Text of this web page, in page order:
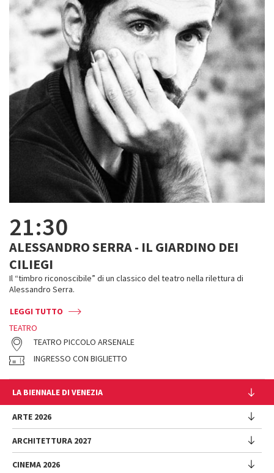
21:30
ALESSANDRO SERRA - IL GIARDINO DEI
CILIEGI
Il “timbro riconoscibile” di un classico del teatro nella rilettura di
Alessandro Serra.
LEGGI TUTTO
TEATRO
TEATRO PICCOLO ARSENALE
INGRESSO CON BIGLIETTO
LA BIENNALE DI VENEZIA
L'Istituzione
Cariche istituzionali
Storia
Luoghi
ARTE 2026
Esposizione
ARCHITETTURA 2027
Mostra
CINEMA 2026